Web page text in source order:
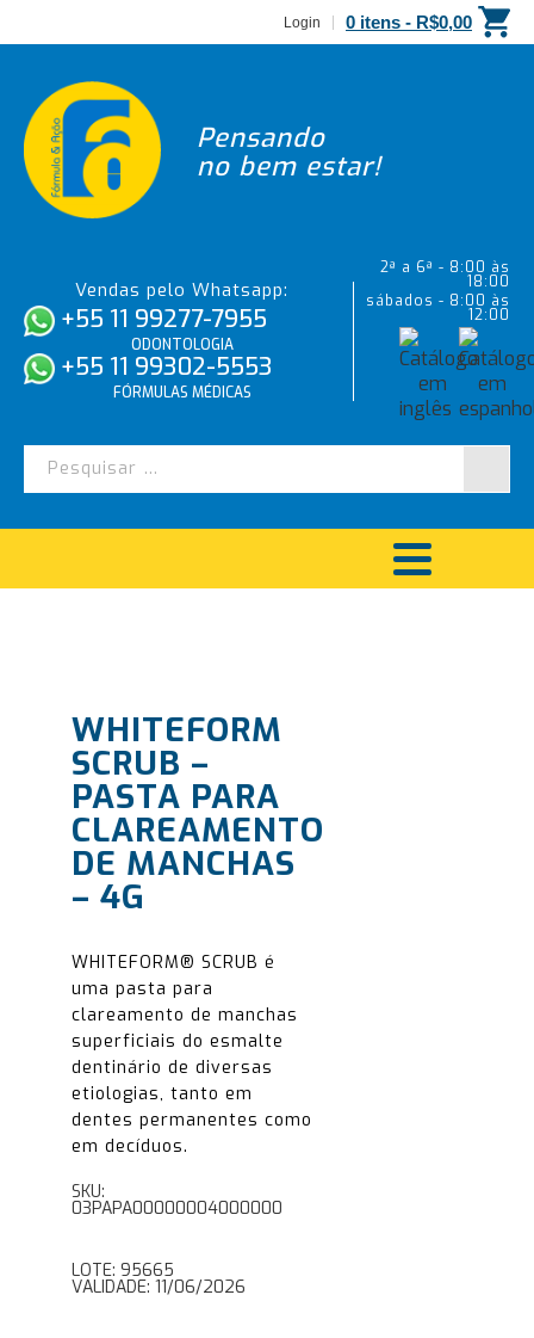
Login 0 itens - R$0,00
Pensando
no bem estar!
Vendas pelo Whatsapp:
+55 11 99277-7955
ODONTOLOGIA
+55 11 99302-5553
FÓRMULAS MÉDICAS
2ª a 6ª - 8:00 às
18:00
sábados - 8:00 às
12:00
WHITEFORM
SCRUB –
PASTA PARA
CLAREAMENTO
DE MANCHAS
– 4G
WHITEFORM® SCRUB é
uma pasta para
clareamento de manchas
superficiais do esmalte
dentinário de diversas
etiologias, tanto em
dentes permanentes como
em decíduos.
SKU:
03PAPA00000004000000
LOTE: 95665
VALIDADE: 11/06/2026